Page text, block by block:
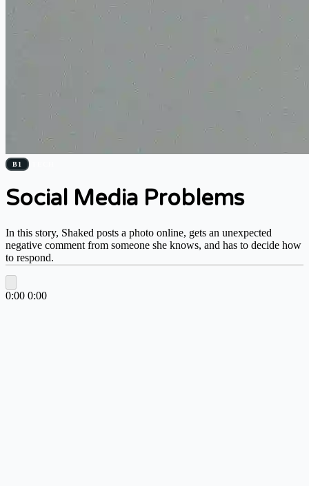
B1
Social Media Problems
In this story, Shaked posts a photo online, gets an unexpected
negative comment from someone she knows, and has to decide how
to respond.
0:00 0:00